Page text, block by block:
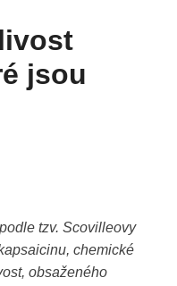
jsou
tzv. Scovilleovy
chemické
obsaženého